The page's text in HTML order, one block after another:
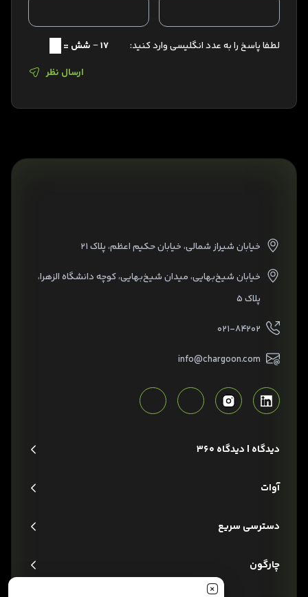
لطفا پاسخ را به عدد انگلیسی وارد کنید:
17 − شش =
ارسال نظر
خیابان شیراز شمالی، خیابان حکیم اعظم، پلاک ۲۱
خیابان شیخ‌بهایی، میدان شیخ‌بهایی، کوچه دانشگاه الزهرا،
پلاک ۵
۰۲۱-۸۴۲۰۲
info@chargoon.com
دیدگاه | دیدگاه 360
آوات
دسترسی سریع
چارگون